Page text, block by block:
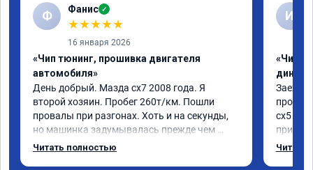
Ф Фанис ✓
★★★★★
16 января 2026
«Чип тюнинг, прошивка двигателя
автомобиля»
День добрый. Мазда сх7 2008 года. Я
второй хозяин. Пробег 260т/км. Пошли
провалы при разгонах. Хоть и на секунды,
но машинка задумывалась прежде чем
разогнаться. Года 4 назад удалял
Читать полностью
И
«Чип
Заехал
сх5
педаль
Читать